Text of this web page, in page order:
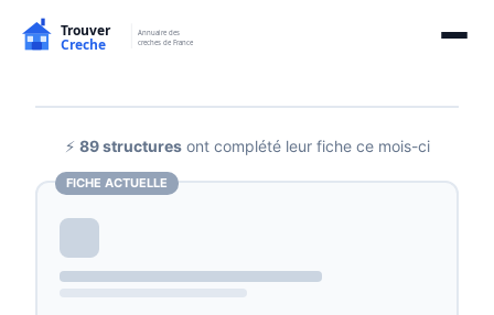
⚡ 89 structuresont complété leur fiche ce mois-ci
FICHE ACTUELLE